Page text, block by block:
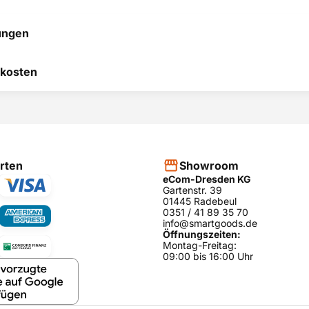
hilft uns, uns ständig zu
Showroom
eCom-Dresden KG
Gartenstr. 39
01445 Radebeul
0351 / 41 89 35 70
info@smartgoods.de
Öffnungszeiten:
Montag-Freitag:
09:00 bis 16:00 Uhr